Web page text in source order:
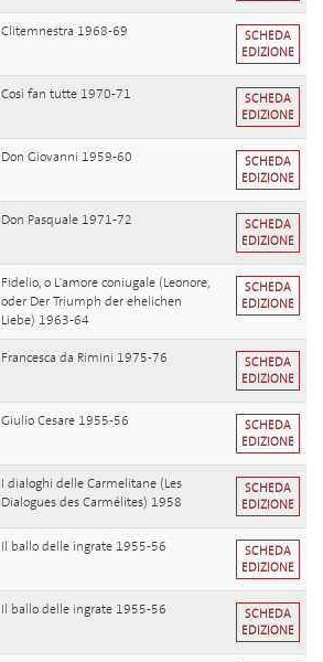
Clitemnestra 1968-69
SCHEDA
EDIZIONE
Così fan tutte 1970-71
SCHEDA
EDIZIONE
Don Giovanni 1959-60
SCHEDA
EDIZIONE
Don Pasquale 1971-72
SCHEDA
EDIZIONE
Fidelio, o L'amore coniugale (Leonore,
oder Der Triumph der ehelichen
Liebe) 1963-64
SCHEDA
EDIZIONE
Francesca da Rimini 1975-76
SCHEDA
EDIZIONE
Giulio Cesare 1955-56
SCHEDA
EDIZIONE
I dialoghi delle Carmelitane (Les
Dialogues des Carmélites) 1958
SCHEDA
EDIZIONE
Il ballo delle ingrate 1955-56
SCHEDA
EDIZIONE
Il ballo delle ingrate 1955-56
SCHEDA
EDIZIONE